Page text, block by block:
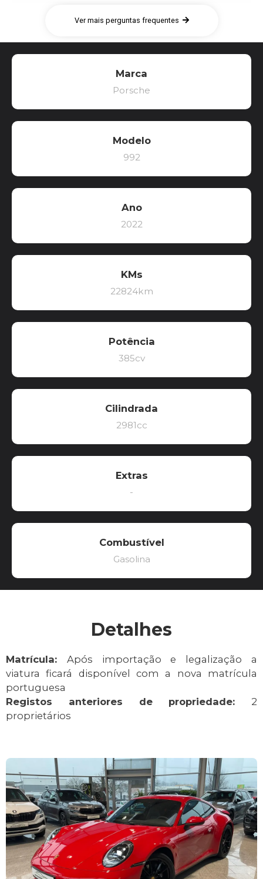
Ver mais perguntas frequentes
Marca
Porsche
Modelo
992
Ano
2022
KMs
22824km
Potência
385cv
Cilindrada
2981cc
Extras
-
Combustível
Gasolina
Detalhes
Matrícula: Após importação e legalização a
viatura ficará disponível com a nova matrícula
portuguesa
Registos anteriores de propriedade: 2
proprietários